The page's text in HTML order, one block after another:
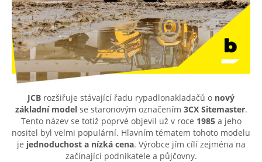
JCB rozšiřuje stávající řadu rypadlonakladačů o nový
základní modelse staronovým označením 3CX Sitemaster.
Tento název se totiž poprvé objevil už v roce 1985a jeho
nositel byl velmi populární. Hlavním tématem tohoto modelu
je jednoduchost a nízká cena. Výrobce jím cílí zejména na
začínající podnikatele a půjčovny.